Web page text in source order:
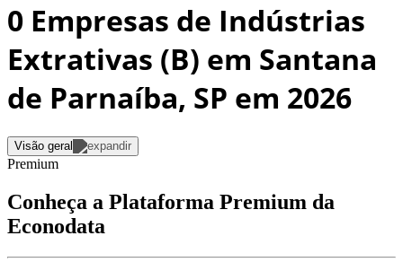
0 Empresas de Indústrias
Extrativas (B) em Santana
de Parnaíba, SP em 2026
Visão geral
Premium
Conheça a Plataforma Premium da
Econodata